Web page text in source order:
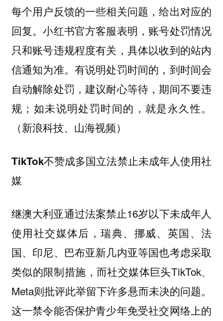
每个用户反馈的一些相关问题，给出对应的
回复。小红书官方客服表明，账号处罚情况
只和账号违规程度有关，具体以收到的站内
信通知为准。有说明处罚时间的，到时间会
自动解除处罚，建议耐心等待，期间不要违
规；如未说明处罚时间的，就是永久性。
（新浪科技、山海视频）
TikTok不赞成多国立法禁止未成年人使用社
媒
继澳大利亚通过法案禁止16岁以下未成年人
使用社交媒体后，瑞典、挪威、英国、法
国、印尼、巴布亚新几内亚等国也考虑采取
类似的限制措施，而社交媒体巨头TikTok、
Meta则批评此举留下许多悬而未决的问题。
这一禁令能否保护青少年免受社交网络上的